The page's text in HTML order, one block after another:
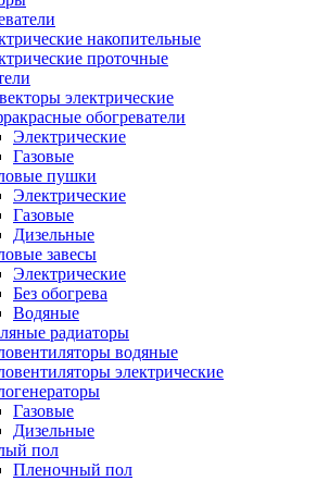
накопительные
проточные
электрические
обогреватели
Электрические
Газовые
пушки
Электрические
Газовые
Дизельные
завесы
Электрические
Без обогрева
Водяные
радиаторы
водяные
электрические
Газовые
Дизельные
пол
Пленочный пол